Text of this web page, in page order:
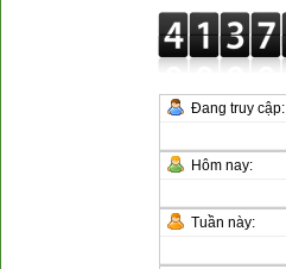
Đang truy cập:
Hôm nay:
Tuần này: